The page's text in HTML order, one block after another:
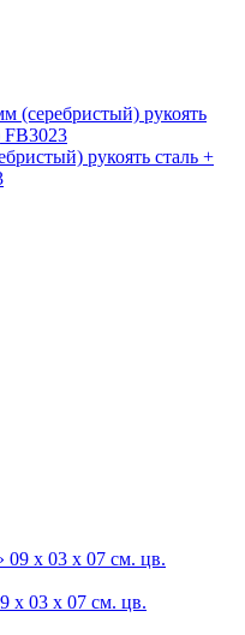
рукоять сталь +
х 03 х 07 см. цв.